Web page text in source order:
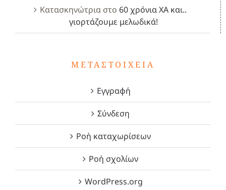
Κατασκηνώτρια στο 60 χρόνια ΧΑ και..
γιορτάζουμε μελωδικά!
ΜΕΤΑΣΤΟΙΧΕΊΑ
Εγγραφή
Σύνδεση
Ροή καταχωρίσεων
Ροή σχολίων
WordPress.org